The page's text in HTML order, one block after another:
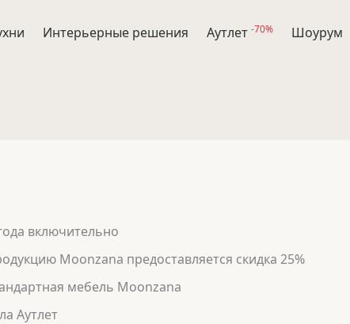
Интерьерные решения Аутлет -70% Шоурум
включительно
Moonzana предоставляется скидка 25%
мебель Moonzana
Аутлет